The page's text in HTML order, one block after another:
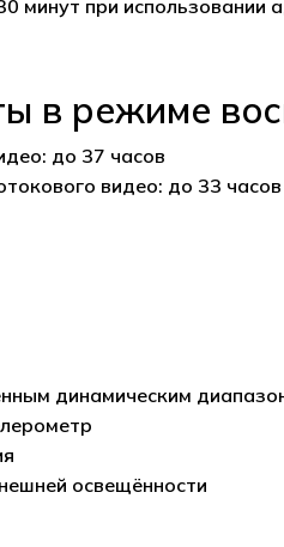
минут при
в режиме
до 37 часов
видео: до 33 часов
динамическим
освещённости